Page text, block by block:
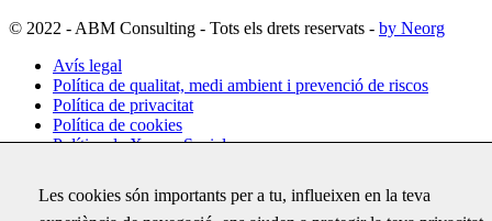
© 2022 - ABM Consulting - Tots els drets reservats - by Neorg
Avís legal
Política de qualitat, medi ambient i prevenció de riscos
Política de privacitat
Política de cookies
Política de Xarxes Socials
Les cookies són importants per a tu, influeixen en la teva